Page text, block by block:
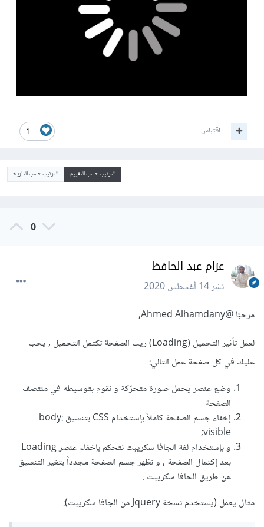
1 اقتباس
الترتيب حسب التقييم الترتيب حسب التاريخ
0
عزام عبد الحافظ
نشر14 أغسطس 2020
مرحبًا@Ahmed Alhamdany
,
لعمل تأثير التحميل (Loading) ريث الصفحة تكتمل التحميل , يحب
عليك في كل صفحة عمل التالي:
وضع عنصر يحمل صورة متحرّكة و نقوم بتوسيطه في منتصف
الصفحة
إخفاء جسم الصفحة كاملاً بإستخدام CSS بتنسيق body:
visible;
و بإستخدام لغة الجافا سكريبت نتحكم بإخفاء عنصر Loading
بعد إكتمال الصفحة , و نظهر جسم الصفحة مجدداً بتغير التنسيق
عن طريق الحافا سكريبت .
مثال يعمل (يستخدم نسخة Jquery من الجافا سكريبت):